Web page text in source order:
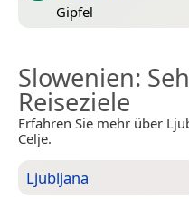
Gipfel
Slowenien:
Reiseziele
Erfahren Sie mehr über
Celje.
Ljubljana